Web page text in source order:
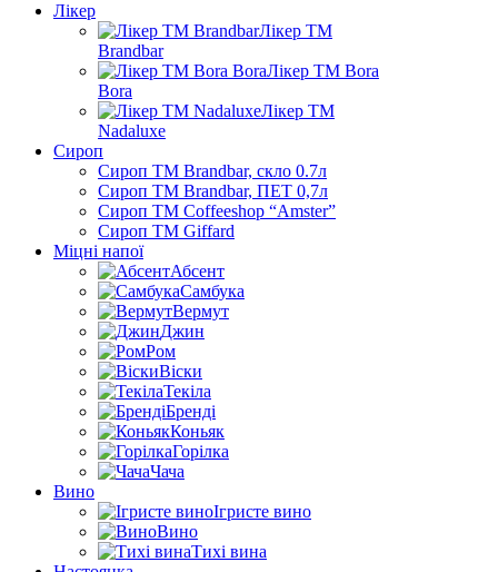
Лікер
Лікер ТМ
Brandbar
Лікер ТМ Bora
Bora
Лікер ТМ
Nadaluxe
Сироп
Сироп TM Brandbar, скло 0.7л
Сироп TM Brandbar, ПЕТ 0,7л
Сироп TM Coffeeshop “Amster”
Сироп TM Giffard
Міцні напої
Абсент
Самбука
Вермут
Джин
Ром
Віски
Текіла
Бренді
Коньяк
Горілка
Чача
Вино
Ігристе вино
Вино
Тихі вина